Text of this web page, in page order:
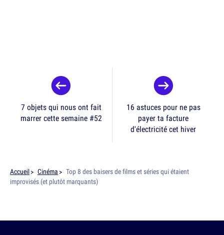
7 objets qui nous ont fait
marrer cette semaine #52
16 astuces pour ne pas
payer ta facture
d'électricité cet hiver
Accueil Cinéma
Top 8 des baisers de films et séries qui étaient
improvisés (et plutôt marquants)